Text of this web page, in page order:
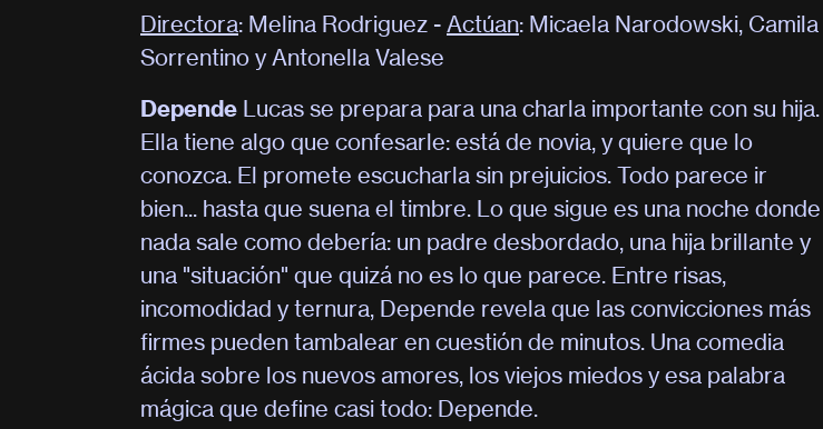
Directora: Melina Rodriguez - Actúan: Micaela Narodowski, Camila
Sorrentino y Antonella Valese
Depende Lucas se prepara para una charla importante con su hija.
Ella tiene algo que confesarle: está de novia, y quiere que lo
conozca. El promete escucharla sin prejuicios. Todo parece ir
bien... hasta que suena el timbre. Lo que sigue es una noche donde
nada sale como debería: un padre desbordado, una hija brillante y
una "situación" que quizá no es lo que parece. Entre risas,
incomodidad y ternura, Depende revela que las convicciones más
firmes pueden tambalear en cuestión de minutos. Una comedia
ácida sobre los nuevos amores, los viejos miedos y esa palabra
mágica que define casi todo: Depende.